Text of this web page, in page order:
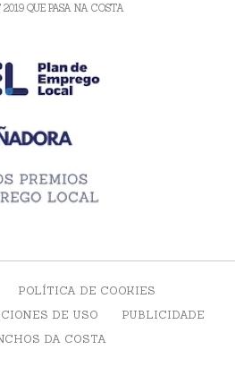
QUE PASA NA COSTA
POLÍTICA DE COOKIES
DE USO
PUBLICIDADE
DA COSTA